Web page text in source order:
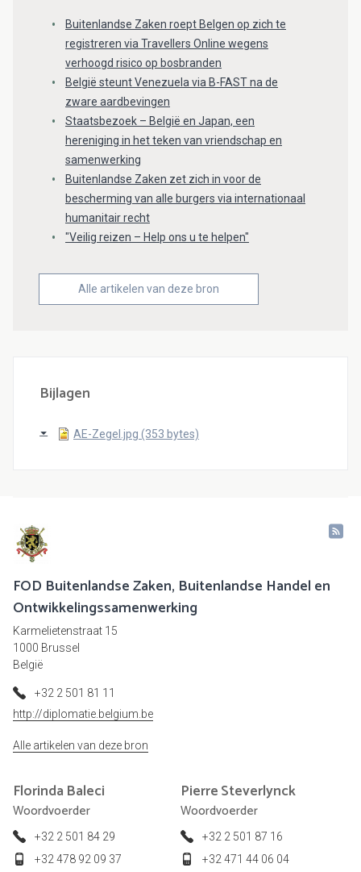
Buitenlandse Zaken roept Belgen op zich te
registreren via Travellers Online wegens
verhoogd risico op bosbranden
België steunt Venezuela via B-FAST na de
zware aardbevingen
Staatsbezoek – België en Japan, een
hereniging in het teken van vriendschap en
samenwerking
Buitenlandse Zaken zet zich in voor de
bescherming van alle burgers via internationaal
humanitair recht
"Veilig reizen – Help ons u te helpen"
Alle artikelen van deze bron
Bijlagen
AE-Zegel.jpg (353 bytes)
FOD Buitenlandse Zaken, Buitenlandse Handel en
Ontwikkelingssamenwerking
Karmelietenstraat 15
1000 Brussel
België
+32 2 501 81 11
http://diplomatie.belgium.be
Alle artikelen van deze bron
Florinda Baleci
Woordvoerder
+32 2 501 84 29
+32 478 92 09 37
PierreSteverlynck
Woordvoerder
+32 2 501 87 16
+32 471 44 06 04